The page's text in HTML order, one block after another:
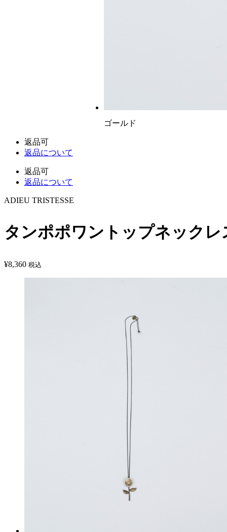
ゴールド
返品可
返品について
返品可
返品について
ADIEU TRISTESSE
タンポポワントップネックレ
¥8,360 税込